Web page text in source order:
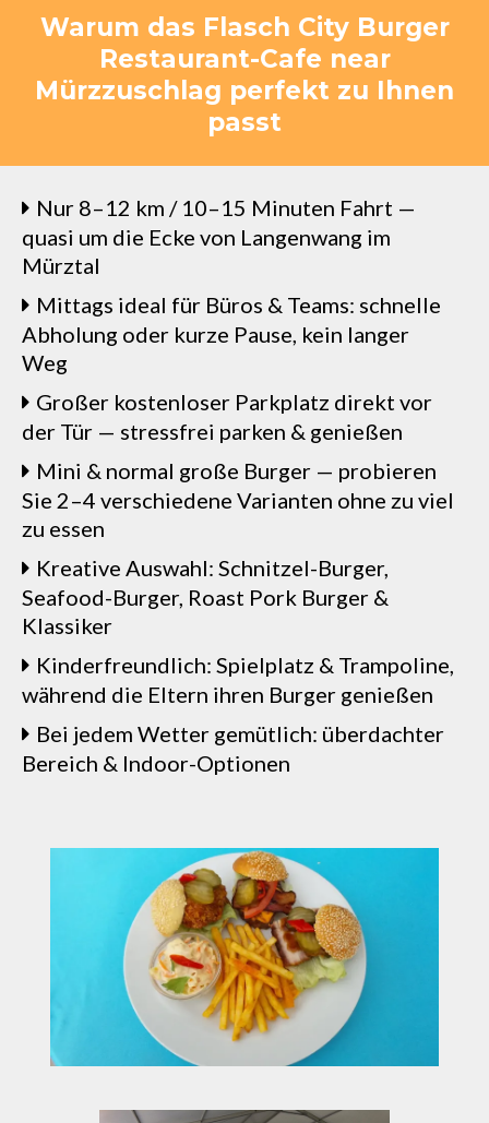
Warum das Flasch City Burger
Restaurant-Cafe near
Mürzzuschlag perfekt zu Ihnen
passt
Nur 8–12 km / 10–15 Minuten Fahrt —
quasi um die Ecke von Langenwang im
Mürztal
Mittags ideal für Büros & Teams: schnelle
Abholung oder kurze Pause, kein langer
Weg
Großer kostenloser Parkplatz direkt vor
der Tür — stressfrei parken & genießen
Mini & normal große Burger — probieren
Sie 2–4 verschiedene Varianten ohne zu viel
zu essen
Kreative Auswahl: Schnitzel-Burger,
Seafood-Burger, Roast Pork Burger &
Klassiker
Kinderfreundlich: Spielplatz & Trampoline,
während die Eltern ihren Burger genießen
Bei jedem Wetter gemütlich: überdachter
Bereich & Indoor-Optionen